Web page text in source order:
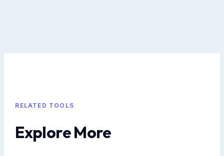
RELATED TOOLS
Explore More